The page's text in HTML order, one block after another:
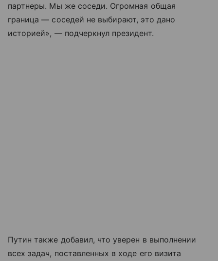
партнеры. Мы же соседи. Огромная общая
граница — соседей не выбирают, это дано
историей», — подчеркнул президент.
Путин также добавил, что уверен в выполнении
всех задач, поставленных в ходе его визита